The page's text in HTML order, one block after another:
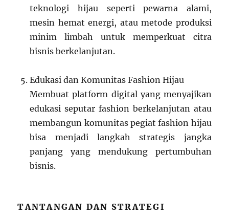
teknologi hijau seperti pewarna alami,
mesin hemat energi, atau metode produksi
minim limbah untuk memperkuat citra
bisnis berkelanjutan.
Edukasi dan Komunitas Fashion Hijau
Membuat platform digital yang menyajikan
edukasi seputar fashion berkelanjutan atau
membangun komunitas pegiat fashion hijau
bisa menjadi langkah strategis jangka
panjang yang mendukung pertumbuhan
bisnis.
TANTANGAN DAN STRATEGI